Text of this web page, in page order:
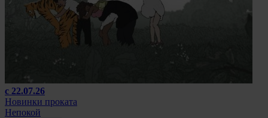
с 22.07.26
Новинки проката
Непокой